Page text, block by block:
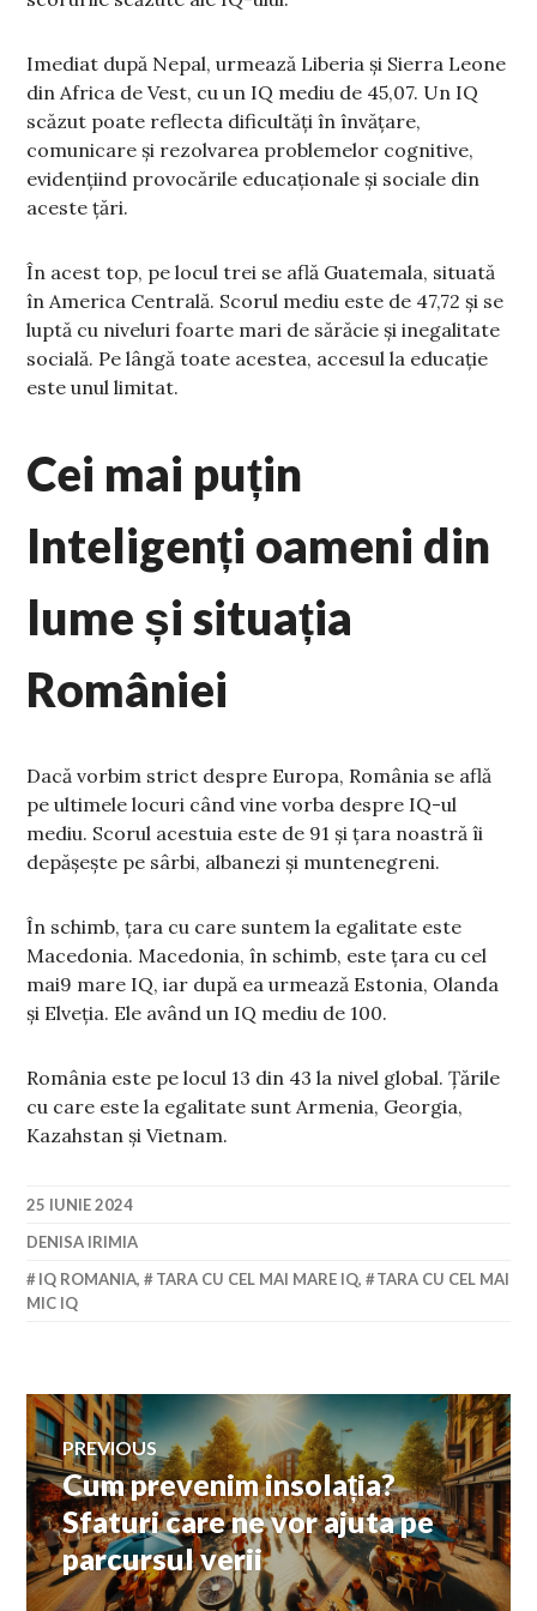
Imediat după Nepal, urmează Liberia și Sierra Leone
din Africa de Vest, cu un IQ mediu de 45,07. Un IQ
scăzut poate reflecta dificultăți în învățare,
comunicare și rezolvarea problemelor cognitive,
evidențiind provocările educaționale și sociale din
aceste țări.
În acest top, pe locul trei se află Guatemala, situată
în America Centrală. Scorul mediu este de 47,72 și se
luptă cu niveluri foarte mari de sărăcie și inegalitate
socială. Pe lângă toate acestea, accesul la educație
este unul limitat.
Cei mai puțin
Inteligenți oameni din
lume și situația
României
Dacă vorbim strict despre Europa, România se află
pe ultimele locuri când vine vorba despre IQ-ul
mediu. Scorul acestuia este de 91 și țara noastră îi
depășește pe sârbi, albanezi și muntenegreni.
În schimb, țara cu care suntem la egalitate este
Macedonia. Macedonia, în schimb, este țara cu cel
mai9 mare IQ, iar după ea urmează Estonia, Olanda
și Elveția. Ele având un IQ mediu de 100.
România este pe locul 13 din 43 la nivel global. Țările
cu care este la egalitate sunt Armenia, Georgia,
Kazahstan și Vietnam.
25 IUNIE 2024
DENISA IRIMIA
IQ ROMANIA, TARA CU CEL MAI MARE IQ,
TARA CU CEL MAI
MIC IQ
Navigare
în
articole
PREVIOUS
Previous
post:
Cum prevenim insolația?
Sfaturi care ne vor ajuta pe
parcursul verii